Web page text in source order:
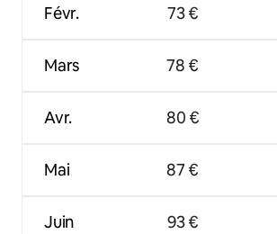
Févr.
Mars
Avr.
Mai
Juin
73 €
78 €
80 €
87 €
93 €